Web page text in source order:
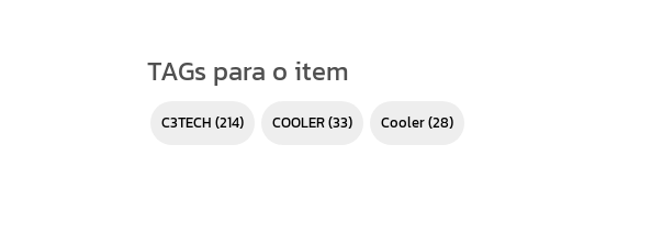
TAGs para o item
C3TECH (214) COOLER(33) cooler(28)